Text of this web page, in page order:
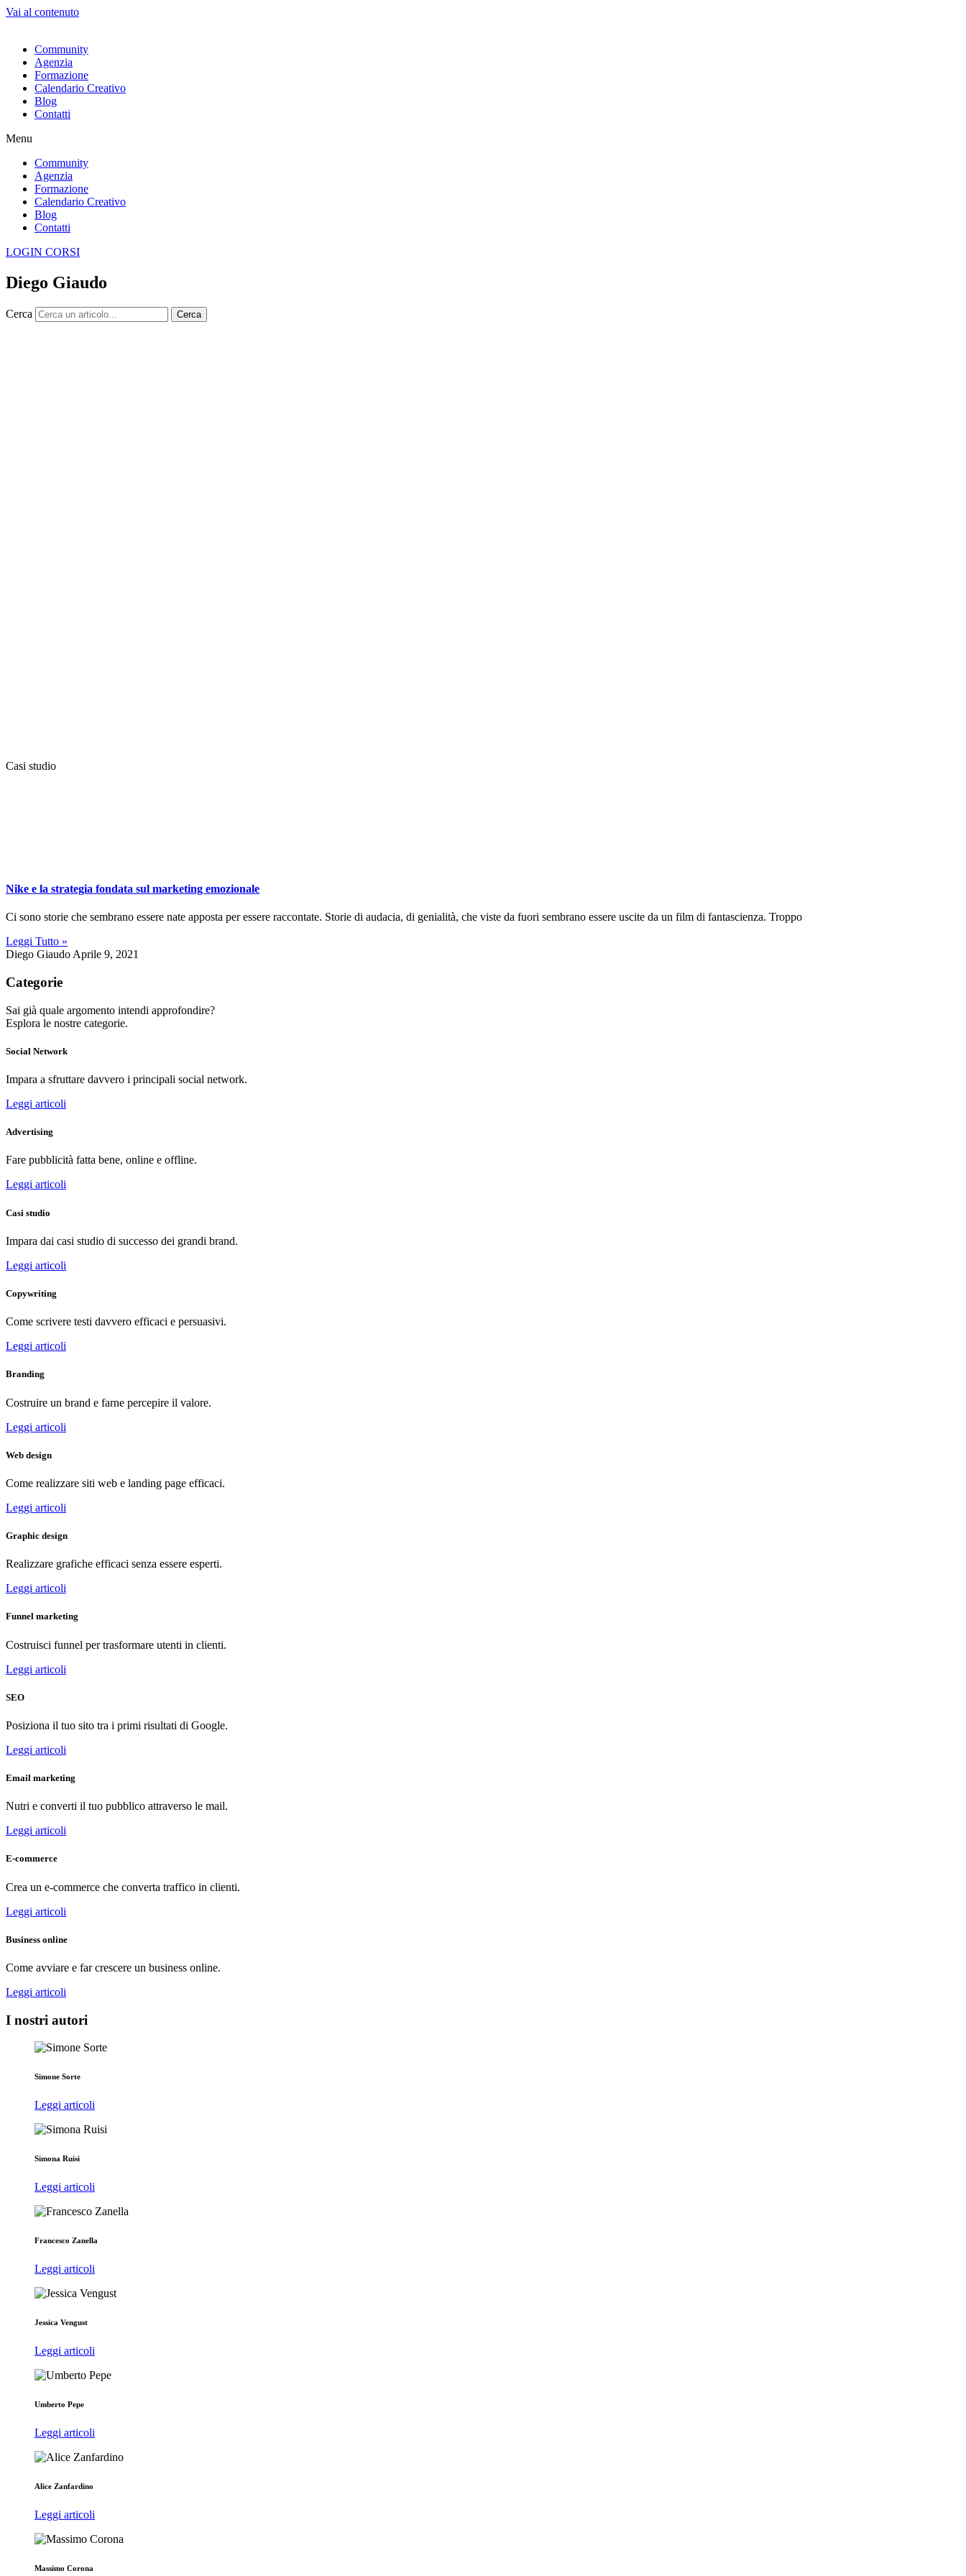
Vai al contenuto
Community
Agenzia
Formazione
Calendario Creativo
Blog
Contatti
Menu
Community
Agenzia
Formazione
Calendario Creativo
Blog
Contatti
LOGIN CORSI
Diego Giaudo
Cerca Cerca
Casi studio
Nike e la strategia fondata sul marketing emozionale
Ci sono storie che sembrano essere nate apposta per essere raccontate. Storie di audacia, di genialità, che viste da fuori sembrano essere uscite da un film di fantascienza. Troppo
Leggi Tutto »
Diego Giaudo Aprile 9, 2021
Categorie
Sai già quale argomento intendi approfondire?
Esplora le nostre categorie.
Social Network
Impara a sfruttare davvero i principali social network.
Leggi articoli
Advertising
Fare pubblicità fatta bene, online e offline.
Leggi articoli
Casi studio
Impara dai casi studio di successo dei grandi brand.
Leggi articoli
Copywriting
Come scrivere testi davvero efficaci e persuasivi.
Leggi articoli
Branding
Costruire un brand e farne percepire il valore.
Leggi articoli
Web design
Come realizzare siti web e landing page efficaci.
Leggi articoli
Graphic design
Realizzare grafiche efficaci senza essere esperti.
Leggi articoli
Funnel marketing
Costruisci funnel per trasformare utenti in clienti.
Leggi articoli
SEO
Posiziona il tuo sito tra i primi risultati di Google.
Leggi articoli
Email marketing
Nutri e converti il tuo pubblico attraverso le mail.
Leggi articoli
E-commerce
Crea un e-commerce che converta traffico in clienti.
Leggi articoli
Business online
Come avviare e far crescere un business online.
Leggi articoli
I nostri autori
Simone Sorte
Leggi articoli
Simona Ruisi
Leggi articoli
Francesco Zanella
Leggi articoli
Jessica Vengust
Leggi articoli
Umberto Pepe
Leggi articoli
Alice Zanfardino
Leggi articoli
Massimo Corona